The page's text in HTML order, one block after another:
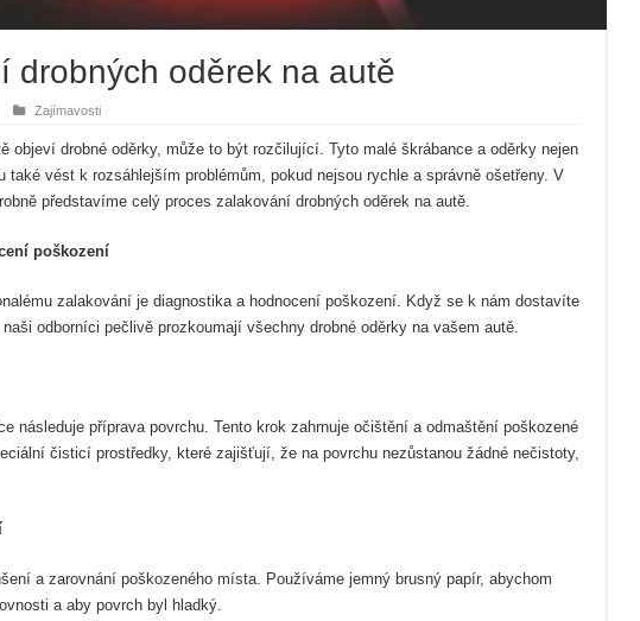
drobných oděrek na autě
Zajímavosti
objeví drobné oděrky, může to být rozčilující. Tyto malé škrábance a oděrky nejen
také vést k rozsáhlejším problémům, pokud nejsou rychle a správně ošetřeny. V
představíme celý proces zalakování drobných oděrek na autě.
poškození
zalakování je diagnostika a hodnocení poškození. Když se k nám dostavíte
odborníci pečlivě prozkoumají všechny drobné oděrky na vašem autě.
následuje příprava povrchu. Tento krok zahrnuje očištění a odmaštění poškozené
čisticí prostředky, které zajišťují, že na povrchu nezůstanou žádné nečistoty,
a zarovnání poškozeného místa. Používáme jemný brusný papír, abychom
a aby povrch byl hladký.